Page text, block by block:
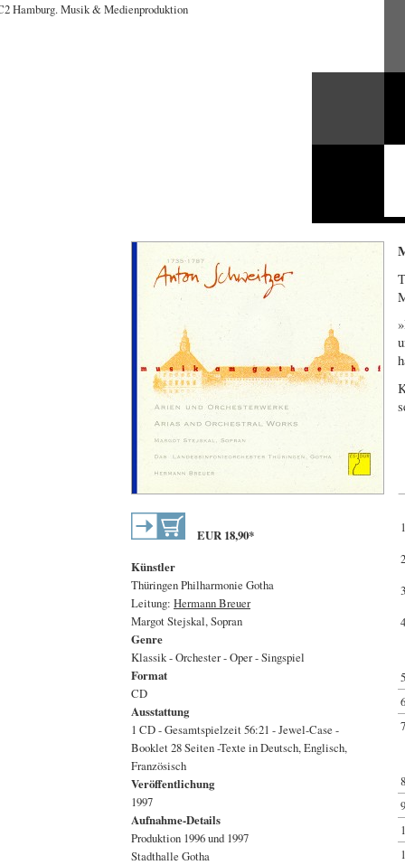
EUR 18,90*
Künstler
Thüringen Philharmonie Gotha
Leitung: Hermann Breuer
Margot Stejskal, Sopran
Genre
Klassik - Orchester - Oper - Singspiel
Format
CD
Ausstattung
1 CD - Gesamtspielzeit 56:21 - Jewel-Case -
Booklet 28 Seiten -Texte in Deutsch, Englisch,
Französisch
Veröffentlichung
1997
Aufnahme-Details
Produktion 1996 und 1997
Stadthalle Gotha
1
2
3
4
5
6
7
8
9